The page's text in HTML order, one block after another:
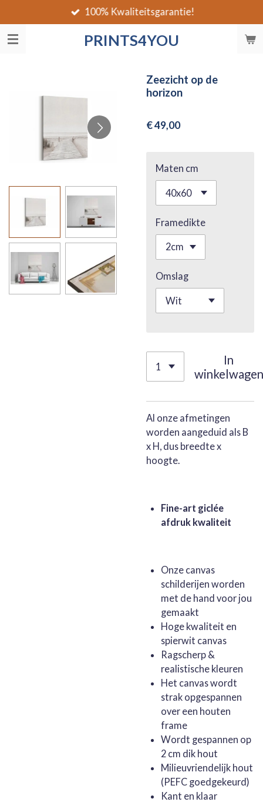
direct
naar
PRINTS4YOU
100% Kwaliteitsgarantie!
Zeezicht op de
horizon
€ 49,00
Maten cm
Framedikte
Omslag
In
winkelwagen
Al onze afmetingen
worden aangeduid als B
x H, dus breedte x
hoogte.
Fine-art giclée
afdruk kwaliteit
Onze canvas
schilderijen worden
met de hand voor jou
gemaakt
Hoge kwaliteit en
spierwit canvas
Ragscherp &
realistische kleuren
Het canvas wordt
strak opgespannen
over een houten
frame
Wordt gespannen op
2 cm dik hout
Milieuvriendelijk hout
(PEFC goedgekeurd)
Kant en klaar